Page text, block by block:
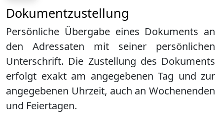
Dokumentzustellung
Persönliche Übergabe eines Dokuments an
den Adressaten mit seiner persönlichen
Unterschrift. Die Zustellung des Dokuments
erfolgt exakt am angegebenen Tag und zur
angegebenen Uhrzeit, auch an Wochenenden
und Feiertagen.